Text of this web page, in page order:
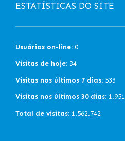
ESTATÍSTICAS DO SITE
Usuários on-line: 0
Visitas de hoje: 34
Visitas nos últimos 7 dias: 533
Visitas nos últimos 30 dias: 1.951
Total de visitas: 1.562.742